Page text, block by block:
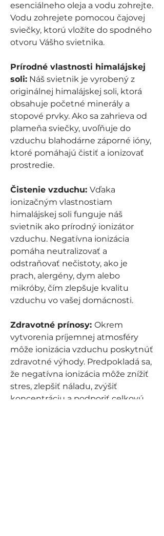
esenciálneho oleja a vodu zohrejte.
Vodu zohrejete pomocou čajovej
sviečky, ktorú vložíte do spodného
otvoru Vášho svietnika.
Prírodné vlastnosti himalájskej
soli: Náš svietnik je vyrobený z
originálnej himalájskej soli, ktorá
obsahuje početné minerály a
stopové prvky. Ako sa zahrieva od
plameňa sviečky, uvoľňuje do
vzduchu blahodárne záporné ióny,
ktoré pomáhajú čistiť a ionizovať
prostredie.
Čistenie vzduchu: Vďaka
ionizačným vlastnostiam
himalájskej soli funguje náš
svietnik ako prírodný ionizátor
vzduchu. Negatívna ionizácia
pomáha neutralizovať a
odstraňovať nečistoty, ako je
prach, alergény, dym alebo
mikróby, čím zlepšuje kvalitu
vzduchu vo vašej domácnosti.
Zdravotné prínosy: Okrem
vytvorenia príjemnej atmosféry
môže ionizácia vzduchu poskytnúť
zdravotné výhody. Predpokladá sa,
že negatívna ionizácia môže znížiť
stres, zlepšiť náladu, zvýšiť
koncentráciu a podporiť celkovú